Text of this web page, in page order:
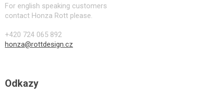
For english speaking customers
contact Honza Rott please.
+420 724 065 892
honza@rottdesign.cz
Odkazy